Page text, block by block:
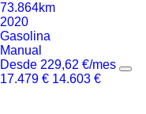
73.864km
2020
Gasolina
Manual
Desde 229,62 €/mes
17.479 € 14.603 €